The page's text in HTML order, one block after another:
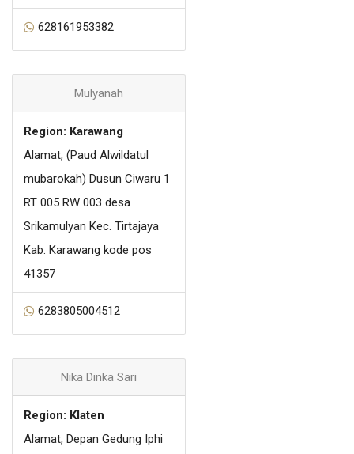
628161953382
Mulyanah
Region: Karawang
Alamat, (Paud Alwildatul
mubarokah) Dusun Ciwaru 1
RT 005 RW 003 desa
Srikamulyan Kec. Tirtajaya
Kab. Karawang kode pos
41357
6283805004512
Nika Dinka Sari
Region: Klaten
Alamat, Depan Gedung Iphi